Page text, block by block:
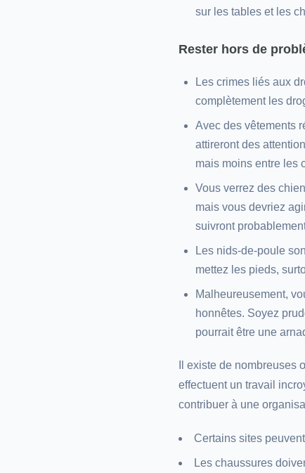
sur les tables et les
Rester hors de
Les crimes liés aux
complètement les
Avec des vêtements
attireront des
mais moins entre les
Vous verrez des
mais vous devriez
suivront
Les nids-de-poule
mettez les pieds,
Malheureusement,
honnêtes. Soyez
pourrait être une
Il existe de
effectuent un travail
contribuer à une
Certains sites
Les chaussures